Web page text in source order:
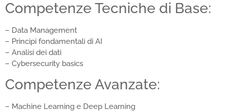
Competenze Tecniche di Base:
– Data Management
– Principi fondamentali di AI
– Analisi dei dati
– Cybersecurity basics
Competenze Avanzate:
– Machine Learning e Deep Learning